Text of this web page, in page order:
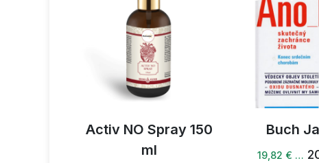
Activ NO Spray 150
ml
Buch
19,82 € …